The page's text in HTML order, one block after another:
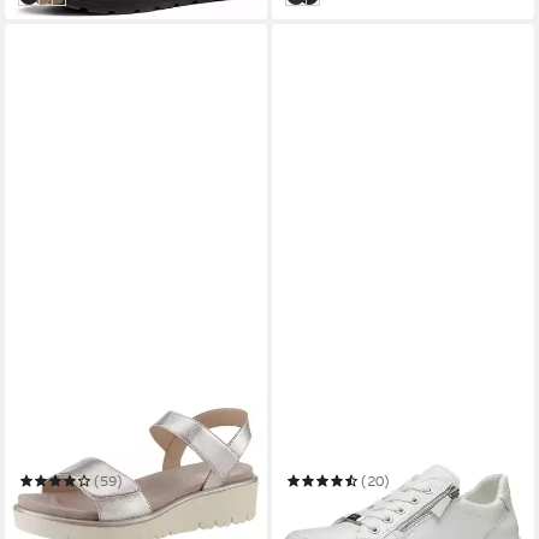
BILBAO Keilsandalette
(59)
ab 69,24 € UVP 79,95 €
-13%
(20)
ab 116,96 € UVP129,95 €
-10%